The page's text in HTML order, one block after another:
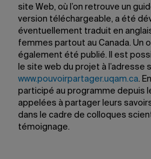
site Web, où l’on retrouve un
version téléchargeable, a été
éventuellement traduit en
femmes partout au Canada. Un
également été publié. Il est
le site web du projet à l’adresse
www.pouvoirpartager.uqam.ca.
participé au programme depuis
appelées à partager leurs
dans le cadre de colloques
témoignage.